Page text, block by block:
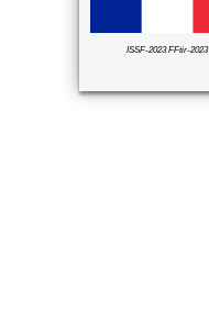
ISSF-2023 FFtir-2023